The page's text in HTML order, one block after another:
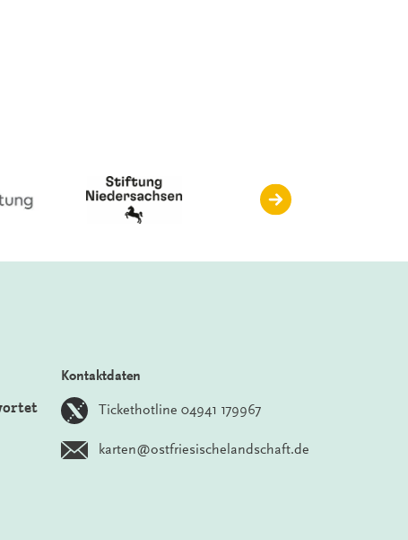
Kontaktdaten
Tickethotline 04941 179967
karten@ostfriesischelandschaft.de